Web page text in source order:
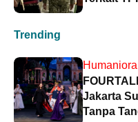
Trending
Humaniora
Jakarta
Tanpa